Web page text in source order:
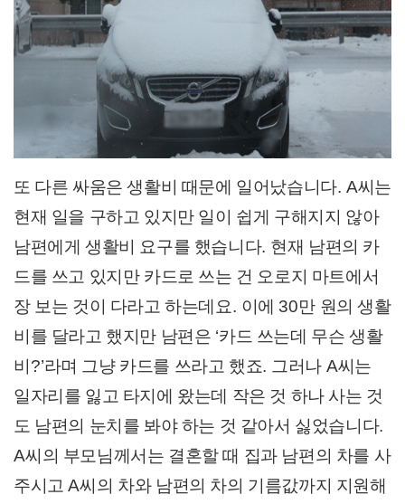
또 다른 싸움은 생활비 때문에 일어났습니다. A씨는
현재 일을 구하고 있지만 일이 쉽게 구해지지 않아
남편에게 생활비 요구를 했습니다. 현재 남편의 카
드를 쓰고 있지만 카드로 쓰는 건 오로지 마트에서
장 보는 것이 다라고 하는데요. 이에30만 원의 생활
비를 달라고 했지만 남편은 ‘카드 쓰는데 무슨 생활
비?’라며 그냥 카드를 쓰라고 했죠. 그러나 A씨는
일자리를 잃고 타지에 왔는데 작은 것 하나 사는 것
도 남편의 눈치를 봐야 하는 것 같아서 싫었습니다.
A씨의 부모님께서는 결혼할 때 집과 남편의 차를 사
주시고A씨의 차와 남편의 차의 기름값까지 지원해